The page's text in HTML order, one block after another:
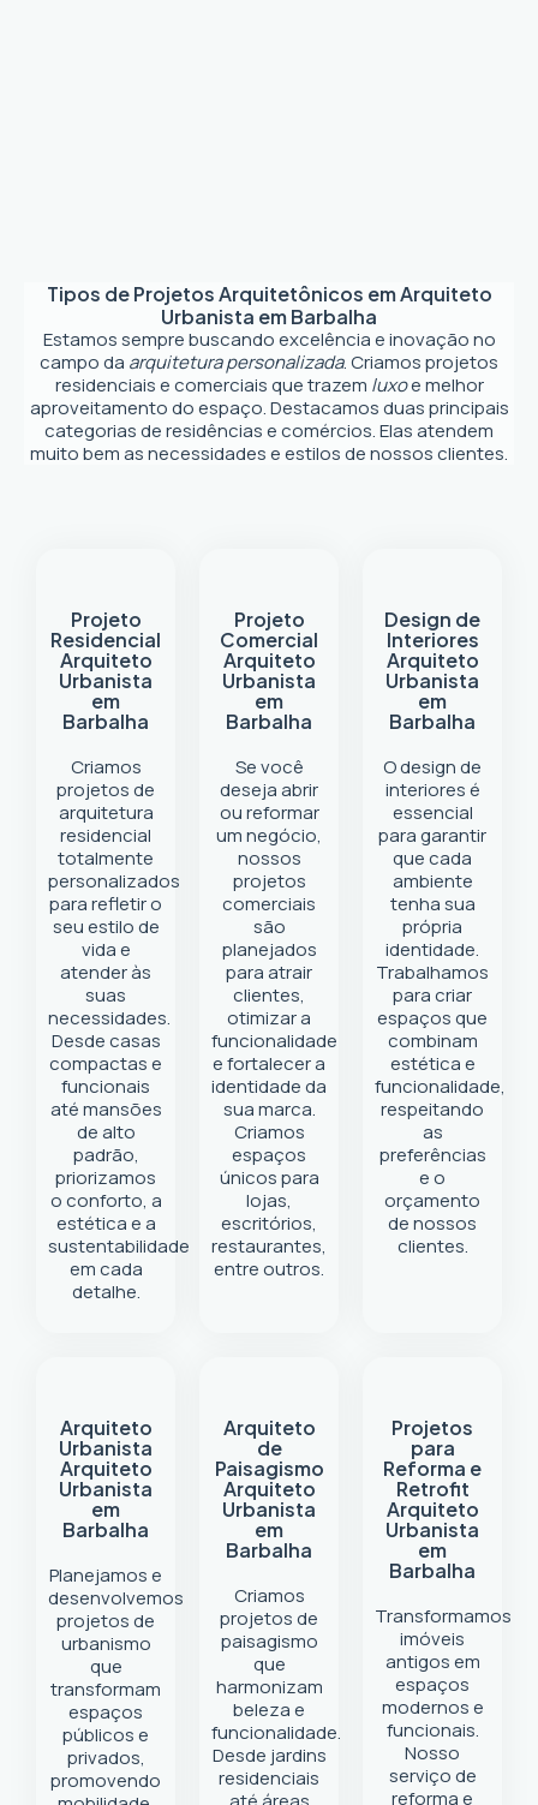
Tipos de Projetos Arquitetônicos emArquiteto
Urbanista em Barbalha
Estamos sempre buscando excelência e inovação no
campo da arquitetura personalizada. Criamos projetos
residenciais e comerciais que trazem luxoe melhor
aproveitamento do espaço. Destacamos duas principais
categorias de residências e comércios. Elas atendem
muito bem as necessidades e estilos de nossos clientes.
Projeto
Residencial
Arquiteto
Urbanista
em
Barbalha
Criamos
projetos de
arquitetura
residencial
totalmente
personalizados
para refletir o
seu estilo de
vida e
atender às
suas
necessidades.
Desde casas
compactas e
funcionais
até mansões
de alto
padrão,
priorizamos
o conforto, a
estética e a
sustentabilidade
em cada
detalhe.
Projeto
Comercial
Arquiteto
Urbanista
em
Barbalha
Se você
deseja abrir
ou reformar
um negócio,
nossos
projetos
comerciais
são
planejados
para atrair
clientes,
otimizar a
funcionalidade
e fortalecer a
identidade da
sua marca.
Criamos
espaços
únicos para
lojas,
escritórios,
restaurantes,
entre outros.
Design de
Interiores
Arquiteto
Urbanista
em
Barbalha
O design de
interiores é
essencial
para garantir
que cada
ambiente
tenha sua
própria
identidade.
Trabalhamos
para criar
espaços que
combinam
estética e
funcionalidade,
respeitando
as
preferências
e o
orçamento
de nossos
clientes.
Arquiteto
Urbanista
Arquiteto
Urbanista
em
Barbalha
Planejamos e
desenvolvemos
projetos de
urbanismo
que
transformam
espaços
públicos e
privados,
promovendo
Arquiteto
de
Paisagismo
Arquiteto
Urbanista
em
Barbalha
Criamos
projetos de
paisagismo
que
harmonizam
beleza e
funcionalidade.
Desde jardins
residenciais
Projetos
para
Reforma e
Retrofit
Arquiteto
Urbanista
em
Barbalha
Transformamos
imóveis
antigos em
espaços
modernos e
funcionais.
Nosso
serviço de
reforma e